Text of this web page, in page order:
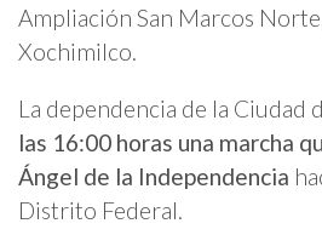
Ampliación San Marcos
Xochimilco.
La dependencia de la Ciudad
las 16:00 horas una marcha
Ángel de la Independencia
Distrito Federal.